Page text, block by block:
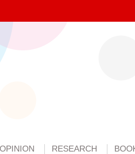
OPINION RESEARCH